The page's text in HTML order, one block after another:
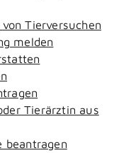
Tierversuchen
melden
Tierärztin aus
beantragen